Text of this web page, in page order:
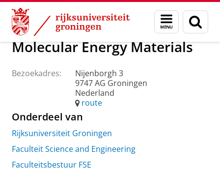
Skip
Content
Skip
Navigation
Menu
en
zoeken
Over ons Praktische zaken Waar vindt u ons
Molecular Energy Materials
Bezoekadres:
Nijenborgh 3
9747 AG Groningen
Nederland
route
Onderdeel van
Rijksuniversiteit Groningen
Faculteit Science and Engineering
Faculteitsbestuur FSE